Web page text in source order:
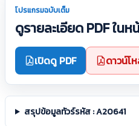
โปรแกรมฉบับเต็ม
ดูรายละเอียด PDF ในห
เปิดดู PDF ดาวน์โ
สรุปข้อมูลทัวร์รหัส : A20641